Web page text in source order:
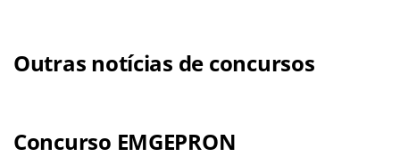
Outras notícias de concursos
Concurso EMGEPRON